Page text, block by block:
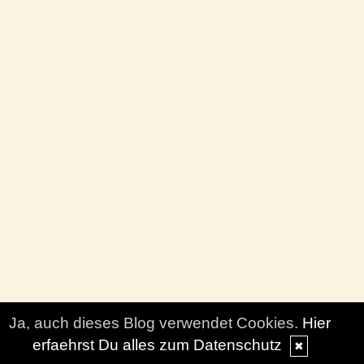
Ja, auch dieses Blog verwendet Cookies. Hier
erfaehrst Du alles zum Datenschutz
✖